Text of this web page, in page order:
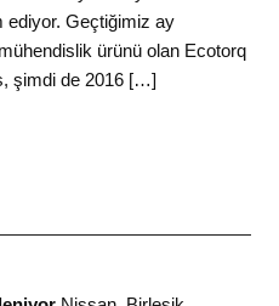
ediyor. Geçtiğimiz ay
ürünü olan Ecotorq
şimdi de 2016 […]